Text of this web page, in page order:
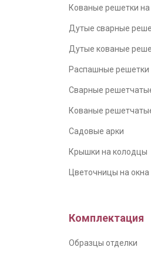
Кованые решетки на
Дутые сварные
Дутые кованые
Распашные решетки
Сварные
Кованые
Садовые арки
Крышки на колодцы
Цветочницы на окна
Комплектация
Образцы отделки